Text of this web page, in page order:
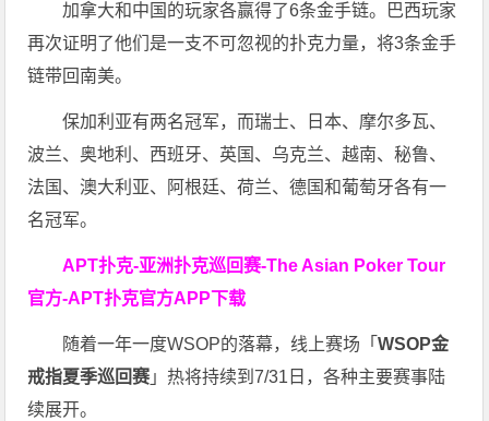
加拿大和中国的玩家各赢得了6条金手链。巴西玩家
再次证明了他们是一支不可忽视的扑克力量，将3条金手
链带回南美。
保加利亚有两名冠军，而瑞士、日本、摩尔多瓦、
波兰、奥地利、西班牙、英国、乌克兰、越南、秘鲁、
法国、澳大利亚、阿根廷、荷兰、德国和葡萄牙各有一
名冠军。
APT扑克-亚洲扑克巡回赛-The Asian Poker Tour
官方-APT扑克官方APP下载
随着一年一度WSOP的落幕，线上赛场「WSOP金
戒指夏季巡回赛」热将持续到7/31日，各种主要赛事陆
续展开。